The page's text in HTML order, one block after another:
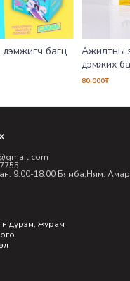
дэмжигч багц
Ажилтны
дэмжих
80,000₮
9:00-18:00 Бямба,Ням:
дүрэм, журам